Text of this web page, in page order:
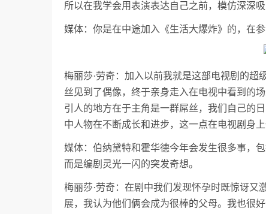
所以在我学会用表演表达自己之前，模仿深深
媒体：你是在中途加入《生活大爆炸》的，在
梅丽莎·劳奇：加入以前我就是这部电视剧的
丝见到了偶像，终于亲身走入在电视中看到的
引人的地方在于主角是一群屌丝，我们自己的
中人物在不断成长和进步，这一点在电视剧身上
媒体：伯纳黛特和霍华德今年会发生很多事，
而是编剧灵光一闪的突发奇想。
梅丽莎·劳奇：在剧中我们发现怀孕时既惊讶
展，我认为他们俩会成为很棒的父母。我也很